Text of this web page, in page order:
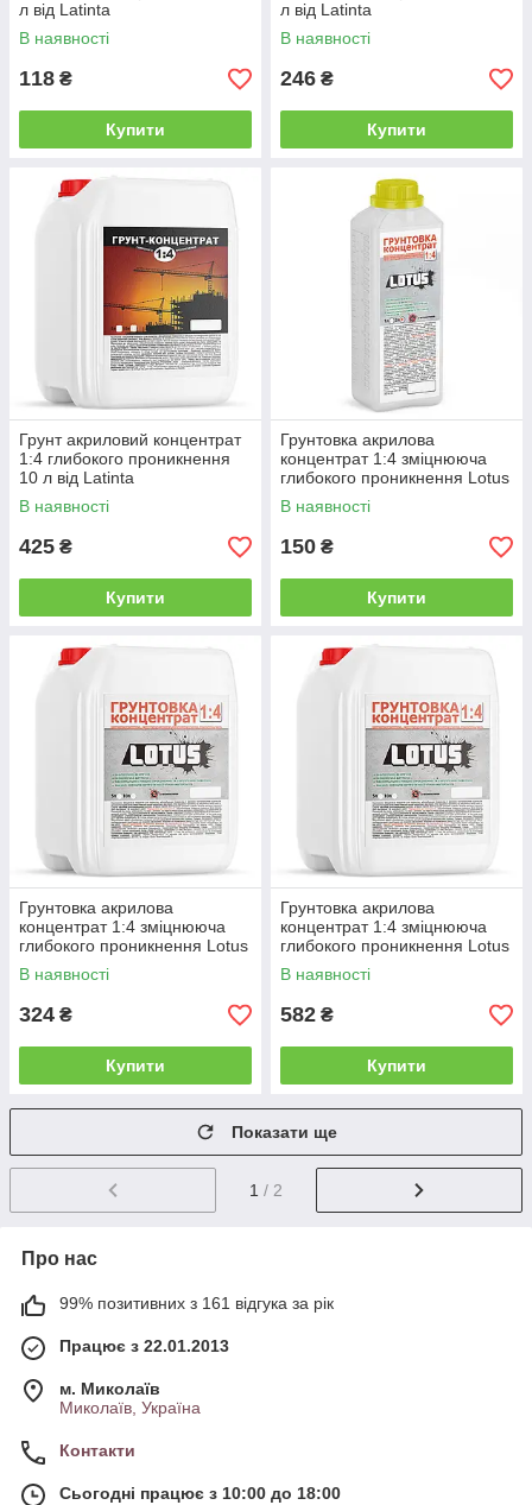
л від Latinta
В наявності
118 ₴
Купити
л від Latinta
В наявності
246 ₴
Купити
Грунт акриловий концентрат
1:4 глибокого проникнення
10 л від Latinta
В наявності
425 ₴
Купити
Грунтовка акрилова
концентрат 1:4 зміцнююча
глибокого проникнення Lotus
2 л від Latinta
В наявності
150 ₴
Купити
Грунтовка акрилова
концентрат 1:4 зміцнююча
глибокого проникнення Lotus
5 л від Latinta
В наявності
324 ₴
Купити
Грунтовка акрилова
концентрат 1:4 зміцнююча
глибокого проникнення Lotus
10 л від Latinta
В наявності
582 ₴
Купити
Показати ще
1 / 2
Про нас
99% позитивних з 161 відгука за рік
Працює з 22.01.2013
м. Миколаїв
Миколаїв, Україна
Контакти
Сьогодні працює з 10:00 до 18:00